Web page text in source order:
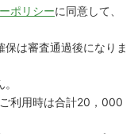
ポリシーに同意して、
は審査通過後になりま
利用時は合計20，000